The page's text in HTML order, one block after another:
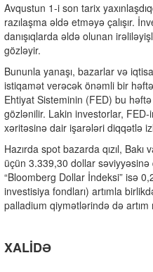
Avqustun 1-i son tarix
razılaşma əldə etməyə çalışır.
danışıqlarda əldə olunan
gözləyir.
Bununla yanaşı, bazarlar və
istiqamət verəcək önəmli bir
Ehtiyat Sisteminin (FED) bu
gözlənilir. Lakin investorlar, FED-
xəritəsinə dair işarələri diqqətlə
Hazırda spot bazarda qızıl,
üçün 3.339,30 dollar səviyyəsinə
“Bloomberg Dollar İndeksi” isə
investisiya fondları) artımla
palladium qiymətlərində də
XALİDƏ